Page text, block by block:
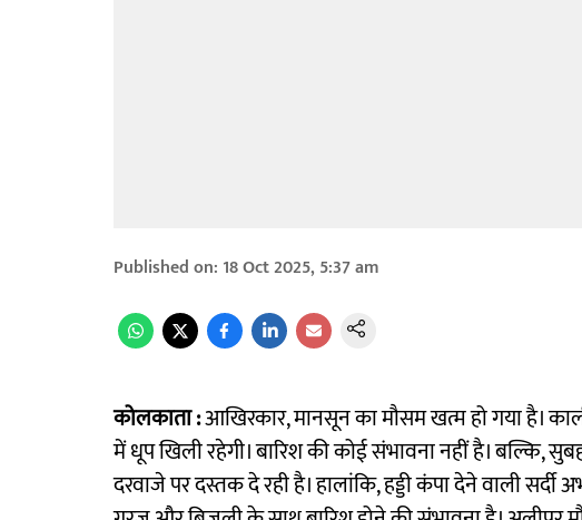
Published on: 18 Oct 2025, 5:37 am
कोलकाता :आखिरकार, मानसून का मौसम खत्म हो गया है।
में धूप खिली रहेगी। बारिश की कोई संभावना नहीं है। बल्कि,
दरवाजे पर दस्तक दे रही है। हालांकि, हड्डी कंपा देने वाली